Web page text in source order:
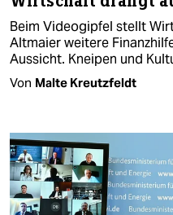
Beim Videogipfel stellt
Altmaier weitere
Aussicht. Kneipen und
Von Malte Kreutzfeldt